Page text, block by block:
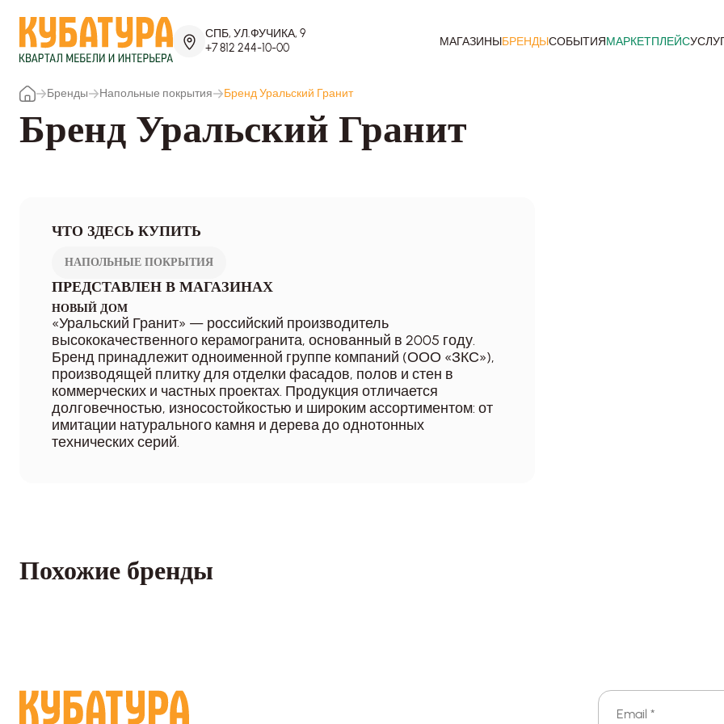
СПБ, УЛ.ФУЧИКА, 9
+7 812 244-10-00
МАГАЗИНЫБРЕНДЫСОБЫТИЯМАРКЕТПЛЕЙС
Бренды Напольные покрытия Бренд Уральский Гранит
Бренд Уральский Гранит
ЧТО ЗДЕСЬ КУПИТЬ
НАПОЛЬНЫЕ ПОКРЫТИЯ
ПРЕДСТАВЛЕН В МАГАЗИНАХ
НОВЫЙ ДОМ
«Уральский Гранит» — российский производитель
высококачественного керамогранита, основанный в 2005 году.
Бренд принадлежит одноименной группе компаний (ООО «ЗКС»),
производящей плитку для отделки фасадов, полов и стен в
коммерческих и частных проектах. Продукция отличается
долговечностью, износостойкостью и широким ассортиментом: от
имитации натурального камня и дерева до однотонных
технических серий.
Похожие бренды